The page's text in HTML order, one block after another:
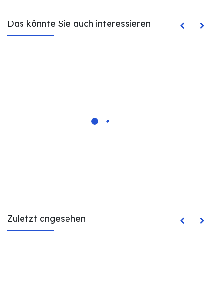
Das könnte Sie auch interessieren
Zuletzt angesehen